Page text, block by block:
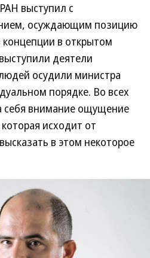
выступил с
осуждающим позицию
в открытом
деятели
осудили министра
порядке. Во всех
себя внимание ощущение
исходит от
в этом некоторое